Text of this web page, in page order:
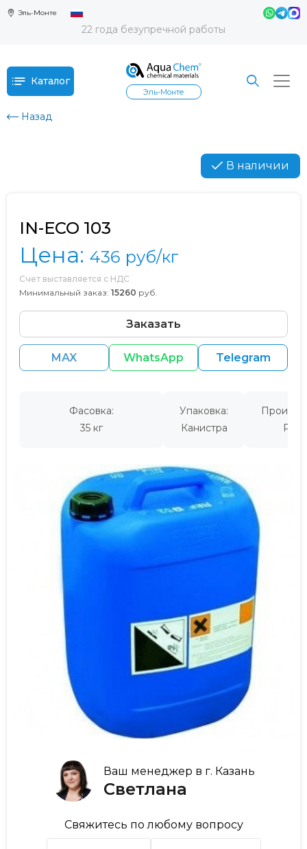
Эль-Монте
22 года безупречной работы
Каталог
Эль-Монте
Назад
В наличии
Ваш менеджер в г. Казань
Светлана
Свяжитесь по любому вопросу
IN-ECO 103
Цена: 436 руб/кг
Счет выставляется с НДС
Минимальный заказ: 15260 руб.
Заказать
MAX WhatsApp Telegram
Фасовка:
35 кг
Упаковка:
Канистра